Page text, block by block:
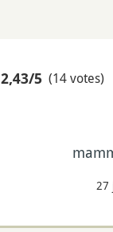
2,43/5 (14 votes)
27